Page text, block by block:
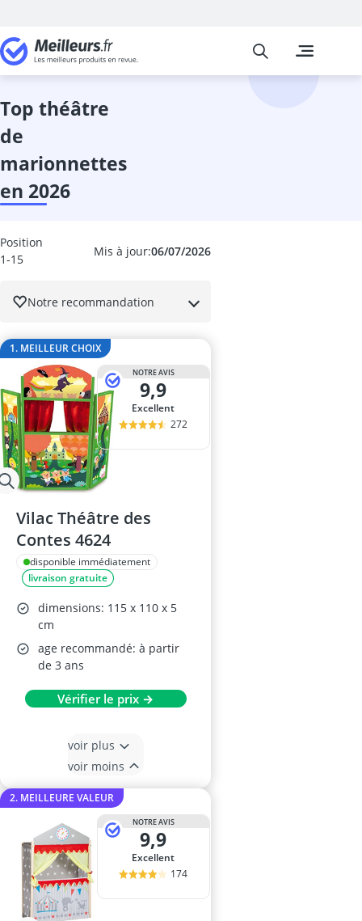
Jeux et Jouets
animal à
Meilleurs
top théâtre
de
marionnettes
en 2026
Mis à jour:06/07/2026
Position
1-15
Notre recommandation
1. MEILLEUR CHOIX
NOTRE AVIS
9,9
Excellent
272
Vilac Théâtre des
Contes 4624
disponible immédiatement
livraison gratuite
dimensions: 115 x 110 x 5
cm
age recommandé: à partir
de 3 ans
Vérifier le prix →
voir plus
voir moins
2. MEILLEURE VALEUR
NOTRE AVIS
9,9
Excellent
174